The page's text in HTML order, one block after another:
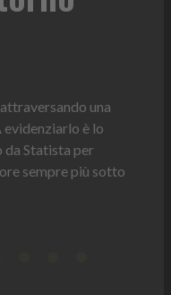
una
è lo
Statista per
sempre più sotto